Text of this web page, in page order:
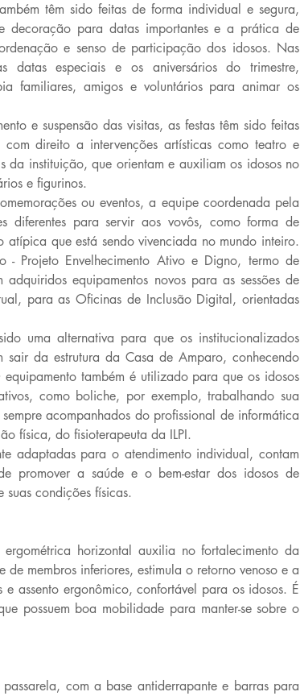
têm sido feitas de forma individual e segura,
decoração para datas importantes e a prática de
e senso de participação dos idosos. Nas
datas especiais e os aniversários do trimestre,
familiares, amigos e voluntários para animar os
e suspensão das visitas, as festas têm sido feitas
direito a intervenções artísticas como teatro e
da instituição, que orientam e auxiliam os idosos no
e figurinos.
ou eventos, a equipe coordenada pela
diferentes para servir aos vovôs, como forma de
que está sendo vivenciada no mundo inteiro.
Projeto Envelhecimento Ativo e Digno, termo de
equipamentos novos para as sessões de
para as Oficinas de Inclusão Digital, orientadas
uma alternativa para que os institucionalizados
sair da estrutura da Casa de Amparo, conhecendo
também é utilizado para que os idosos
como boliche, por exemplo, trabalhando sua
acompanhados do profissional de informática
física, do fisioterapeuta da ILPI.
adaptadas para o atendimento individual, contam
promover a saúde e o bem-estar dos idosos de
suas condições físicas.
horizontal auxilia no fortalecimento da
membros inferiores, estimula o retorno venoso e a
assento ergonômico, confortável para os idosos. É
possuem boa mobilidade para manter-se sobre o
com a base antiderrapante e barras para